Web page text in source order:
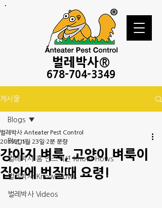
벌레 박사®
678-704-3349
게시물
Blogs
벌레박사 홈 인스펙션 Know-Hows
벌레박사 Know-Hows
벌레박사 Videos
Blogs
강아지 벼룩, 고양이 벼룩이
집안에 번질때 요령!
벌레박사 Anteater Pest Control
2019년 1월 23일 2분 분량